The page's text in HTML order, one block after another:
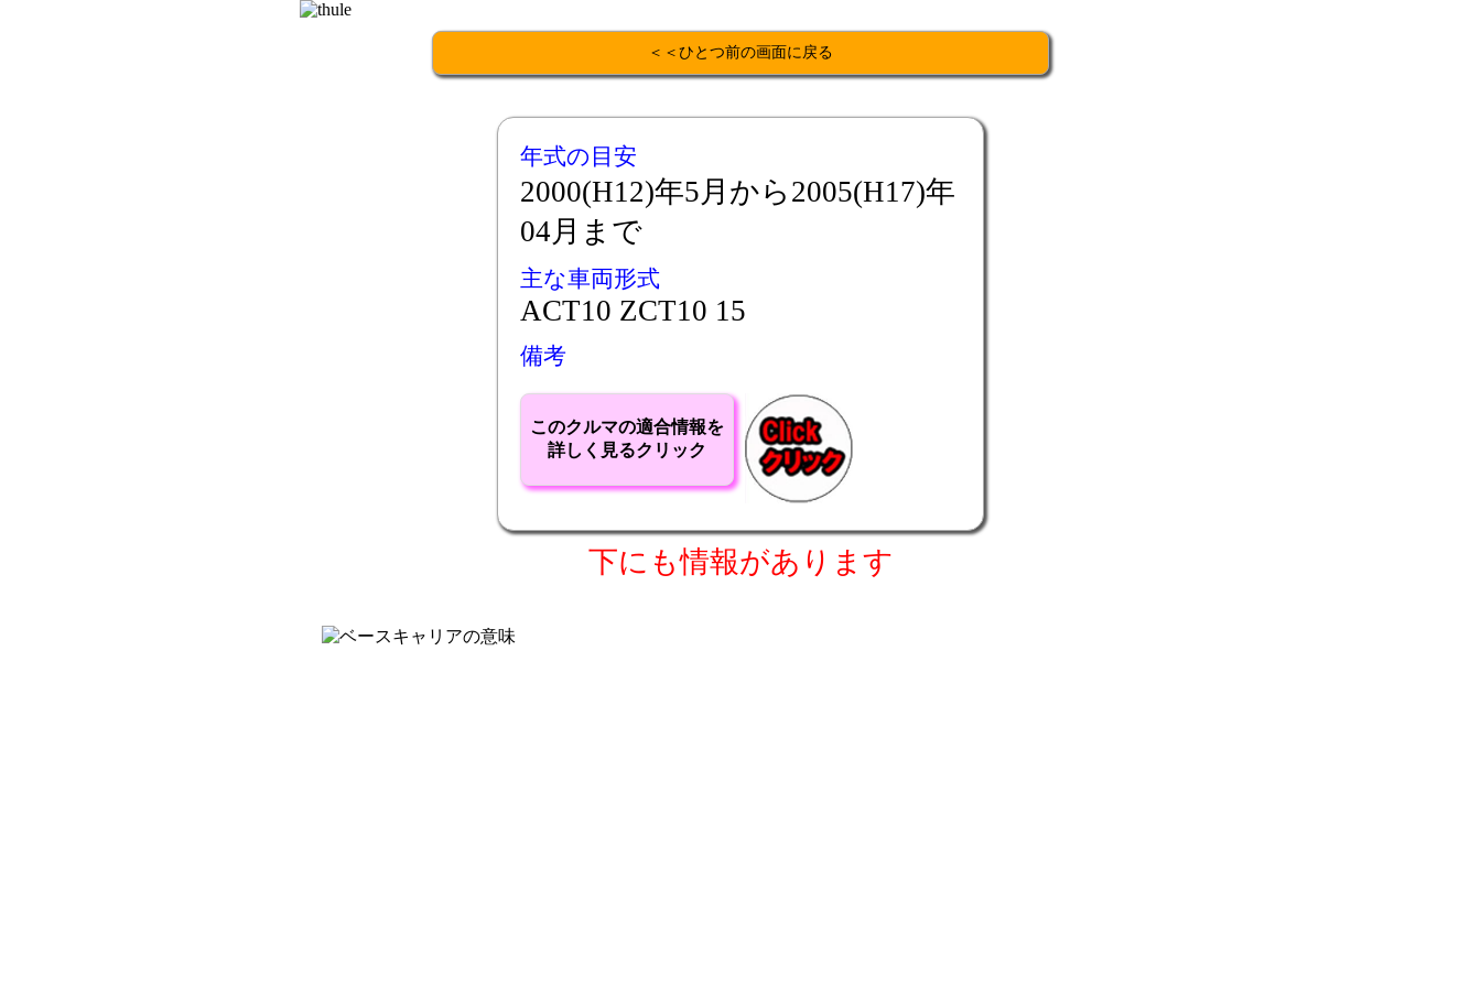
＜＜ひとつ前の画面に戻る
年式の目安
2000(H12)年5月から2005(H17)年
04月まで
主な車両形式
ACT10 ZCT10 15
備考
このクルマの適合情報を
詳しく見るクリック
下にも情報があります